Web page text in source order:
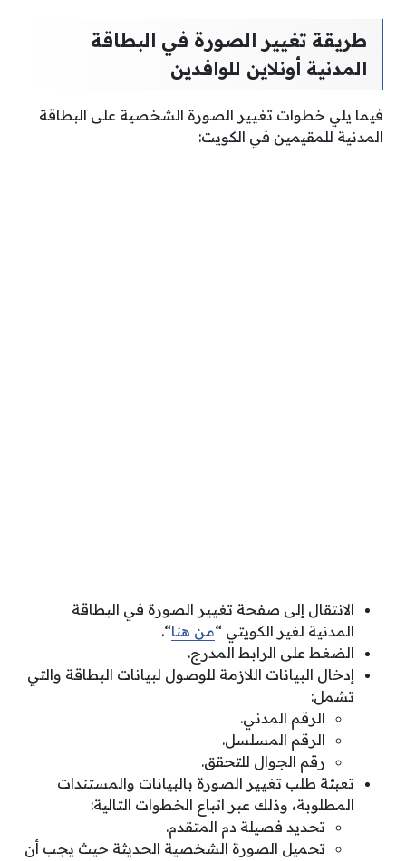
طريقة تغيير الصورة في البطاقة
المدنية أونلاين للوافدين
فيما يلي خطوات تغيير الصورة الشخصية على البطاقة
المدنية للمقيمين في الكويت:
الانتقال إلى صفحة تغيير الصورة في البطاقة
المدنية لغير الكويتي “من هنا“.
الضغط على الرابط المدرج.
إدخال البيانات اللازمة للوصول لبيانات البطاقة والتي
تشمل:
الرقم المدني.
الرقم المسلسل.
رقم الجوال للتحقق.
تعبئة طلب تغيير الصورة بالبيانات والمستندات
المطلوبة، وذلك عبر اتباع الخطوات التالية:
تحديد فصيلة دم المتقدم.
تحميل الصورة الشخصية الحديثة حيث يجب أن